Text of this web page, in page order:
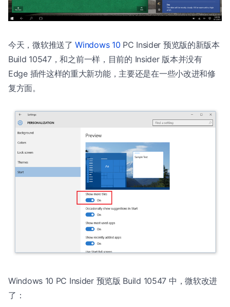
今天，微软推送了Windows 10 PC Insider 预览版的新版本
Build 10547，和之前一样，目前的 Insider 版本并没有
Edge 插件这样的重大新功能，主要还是在一些小改进和修
复方面。
Windows 10 PC Insider 预览版 Build 10547 中，微软改进
了：